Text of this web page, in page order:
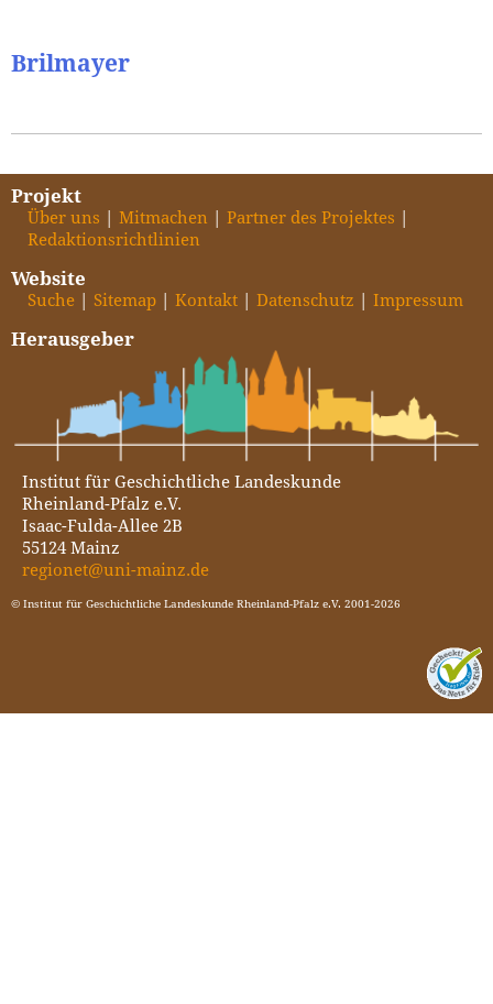
Brilmayer
Projekt
Über uns Mitmachen
Partner des Projektes
Redaktionsrichtlinien
Website
Suche Sitemap Kontakt Datenschutz Impressum
Herausgeber
Institut für Geschichtliche Landeskunde
Rheinland-Pfalz e.V.
Isaac-Fulda-Allee 2B
55124 Mainz
regionet@uni-mainz.de
© Institut für Geschichtliche Landeskunde Rheinland-Pfalz e.V. 2001-2026